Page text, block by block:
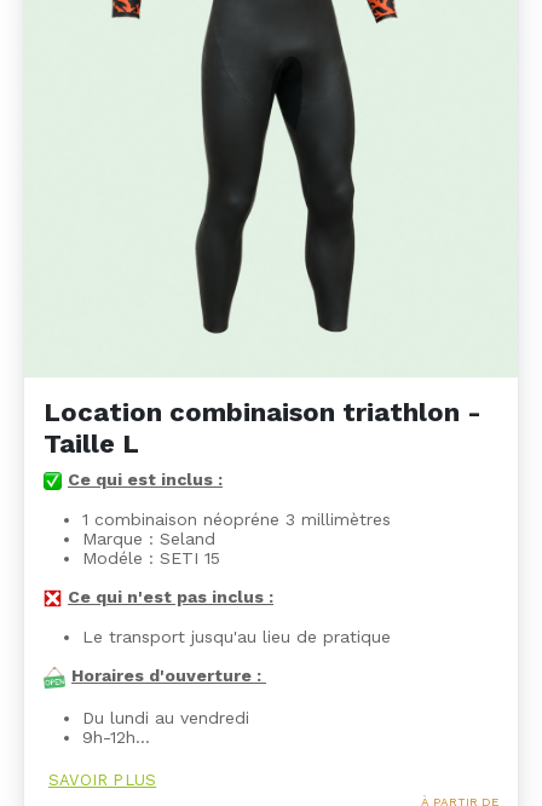
Location combinaison triathlon -
Taille L
Ce qui est inclus :
1 combinaison néopréne 3 millimètres
Marque : Seland
Modéle : SETI 15
Ce qui n'est pas inclus :
Le transport jusqu'au lieu de pratique
Horaires d'ouverture :
Du lundi au vendredi
9h-12h…
SAVOIR PLUS
À PARTIR DE